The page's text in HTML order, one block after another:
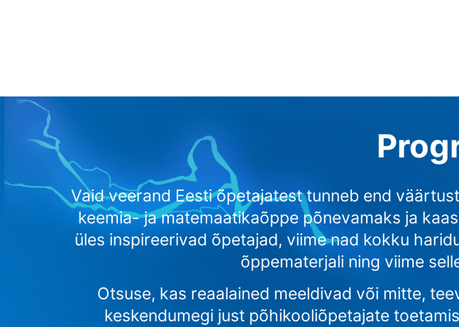
Vaid veerand Eesti õpetajatest tunneb end
keemia- ja matemaatikaõppe põnevamaks ja
üles inspireerivad õpetajad, viime nad kokku
õppematerjali ning viime
Otsuse, kas reaalained meeldivad või mitte,
keskendumegi just põhikooliõpetajate